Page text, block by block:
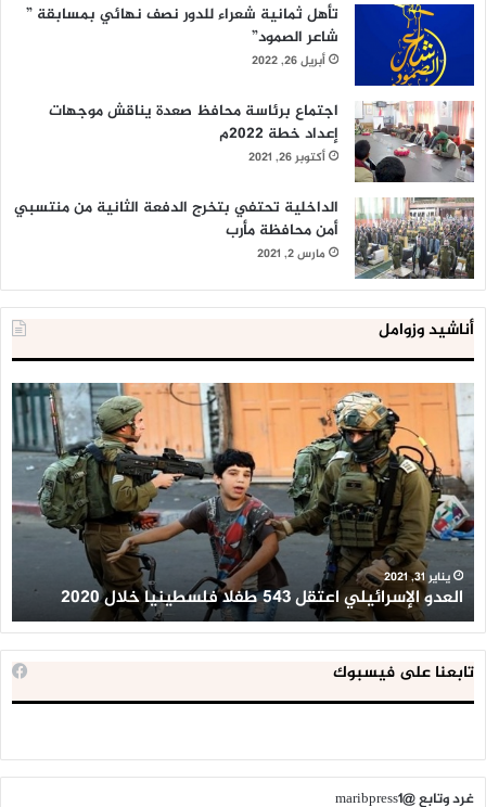
تأهل ثمانية شعراء للدور نصف نهائي بمسابقة ”
شاعر الصمود”
أبريل 26, 2022
اجتماع برئاسة محافظ صعدة يناقش موجهات
إعداد خطة 2022م
أكتوبر 26, 2021
الداخلية تحتفي بتخرج الدفعة الثانية من منتسبي
أمن محافظة مأرب
مارس 2, 2021
أناشيد وزوامل
العدو
الإسرائيلي
اعتقل
543
طفلا
فلسطينيا
خلال
2020
يناير 31, 2021
العدو الإسرائيلي اعتقل 543 طفلا فلسطينيا خلال 2020
تابعنا على فيسبوك
غرد وتابع @maribpress1